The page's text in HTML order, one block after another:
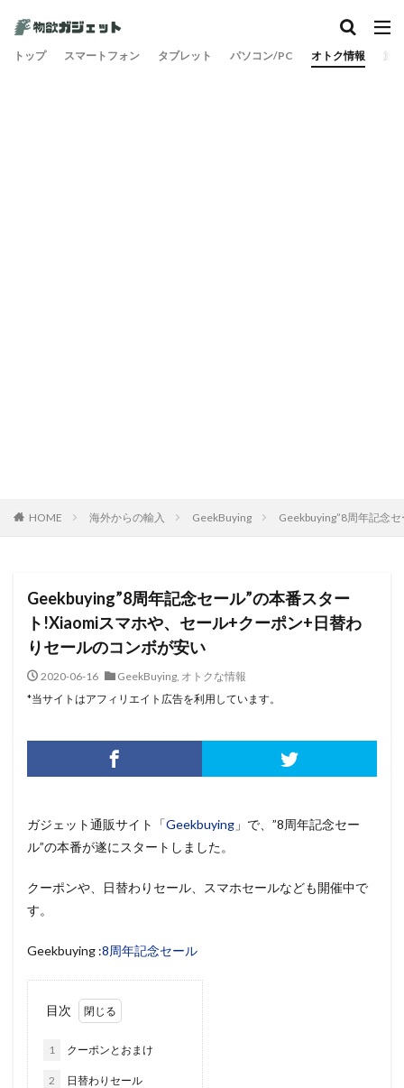
トップ スマートフォン タブレット パソコン/PC オトク情報 旅
HOME 海外からの輸入 GeekBuying Geekbuying”8周年記念
Geekbuying”8周年記念セール”の本番スター
ト!Xiaomiスマホや、セール+クーポン+日替わ
りセールのコンボが安い
2020-06-16 GeekBuying, オトクな情報
*当サイトはアフィリエイト広告を利用しています。
ガジェット通販サイト「Geekbuying 」で、”8周年記念セー
ル”の本番が遂にスタートしました。
クーポンや、日替わりセール、スマホセールなども開催中で
す。
Geekbuying :8周年記念セール
目次
1 クーポンとおまけ
2 日替わりセール
カテゴリー